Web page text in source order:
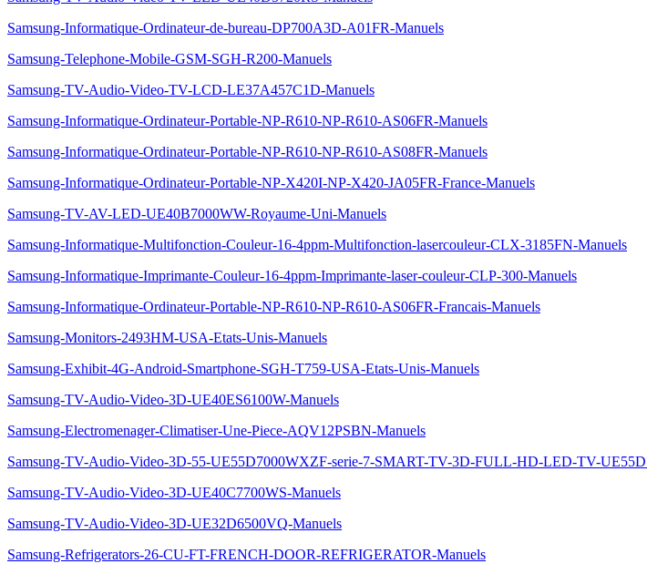
Samsung-Informatique-Ordinateur-de-bureau-DP700A3D-A01FR-Manuels
Samsung-Telephone-Mobile-GSM-SGH-R200-Manuels
Samsung-TV-Audio-Video-TV-LCD-LE37A457C1D-Manuels
Samsung-Informatique-Ordinateur-Portable-NP-R610-NP-R610-AS06FR-Manuels
Samsung-Informatique-Ordinateur-Portable-NP-R610-NP-R610-AS08FR-Manuels
Samsung-Informatique-Ordinateur-Portable-NP-X420I-NP-X420-JA05FR-France-Manuels
Samsung-TV-AV-LED-UE40B7000WW-Royaume-Uni-Manuels
Samsung-Informatique-Multifonction-Couleur-16-4ppm-Multifonction-lasercouleur-CLX-3185FN-Manuels
Samsung-Informatique-Imprimante-Couleur-16-4ppm-Imprimante-laser-couleur-CLP-300-Manuels
Samsung-Informatique-Ordinateur-Portable-NP-R610-NP-R610-AS06FR-Francais-Manuels
Samsung-Monitors-2493HM-USA-Etats-Unis-Manuels
Samsung-Exhibit-4G-Android-Smartphone-SGH-T759-USA-Etats-Unis-Manuels
Samsung-TV-Audio-Video-3D-UE40ES6100W-Manuels
Samsung-Electromenager-Climatiser-Une-Piece-AQV12PSBN-Manuels
Samsung-TV-Audio-Video-3D-55-UE55D7000WXZF-serie-7-SMART-TV-3D-FULL-HD-LED-TV-
Samsung-TV-Audio-Video-3D-UE40C7700WS-Manuels
Samsung-TV-Audio-Video-3D-UE32D6500VQ-Manuels
Samsung-Refrigerators-26-CU-FT-FRENCH-DOOR-REFRIGERATOR-Manuels